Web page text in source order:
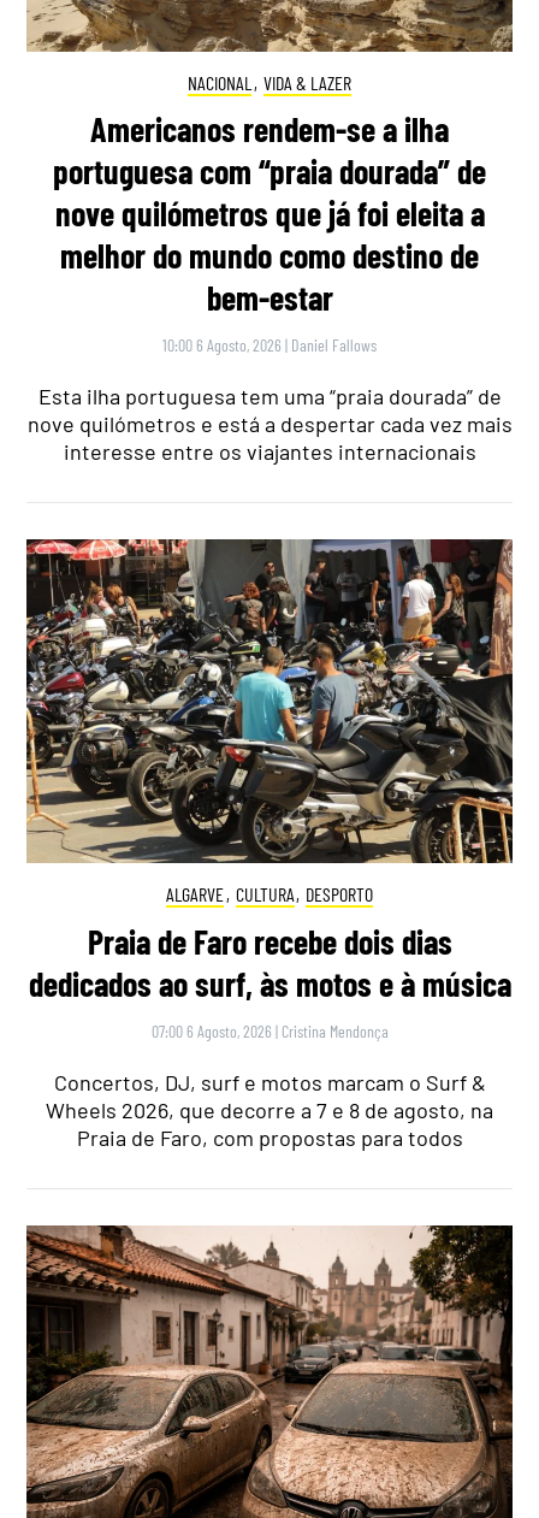
NACIONAL , VIDA & LAZER
Americanos rendem-se a ilha
portuguesa com “praia dourada” de
nove quilómetros que já foi eleita a
melhor do mundo como destino de
bem-estar
10:00 6 Agosto, 2026 | Daniel Fallows
Esta ilha portuguesa tem uma “praia dourada” de
nove quilómetros e está a despertar cada vez mais
interesse entre os viajantes internacionais
ALGARVE, CULTURA, DESPORTO
Praia de Faro recebe dois dias
dedicados ao surf, às motos e à música
07:00 6 Agosto, 2026 | Cristina Mendonça
Concertos, DJ, surf e motos marcam o Surf &
Wheels 2026, que decorre a 7 e 8 de agosto, na
Praia de Faro, com propostas para todos